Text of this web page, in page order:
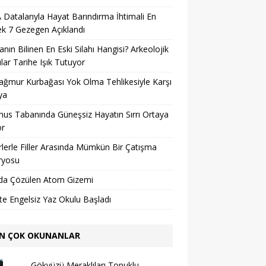
Datalarıyla Hayat Barındırma İhtimali En
7 Gezegen Açıklandı
Bilinen En Eski Silahı Hangisi? Arkeolojik
Tarihe Işık Tutuyor
Kurbağası Yok Olma Tehlikesiyle Karşı
Tabanında Güneşsiz Hayatın Sırrı Ortaya
Filler Arasında Mümkün Bir Çatışma
Çözülen Atom Gizemi
Engelsiz Yaz Okulu Başladı
ÇOK OKUNANLAR